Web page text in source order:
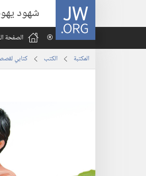
JW.ORG شهود
الصفحة
المكتبة الكتب كتابي